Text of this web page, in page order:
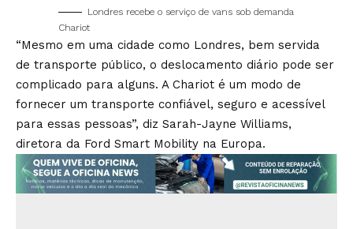
Londres recebe o serviço de vans sob demanda
Chariot
“Mesmo em uma cidade como Londres, bem servida
de transporte público, o deslocamento diário pode ser
complicado para alguns. A Chariot é um modo de
fornecer um transporte confiável, seguro e acessível
para essas pessoas”, diz Sarah-Jayne Williams,
diretora da Ford Smart Mobility na Europa.